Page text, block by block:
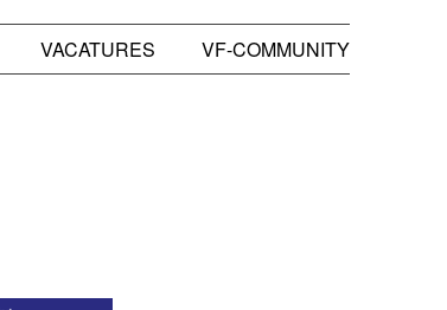
VACATURES VF-COMMUNITY